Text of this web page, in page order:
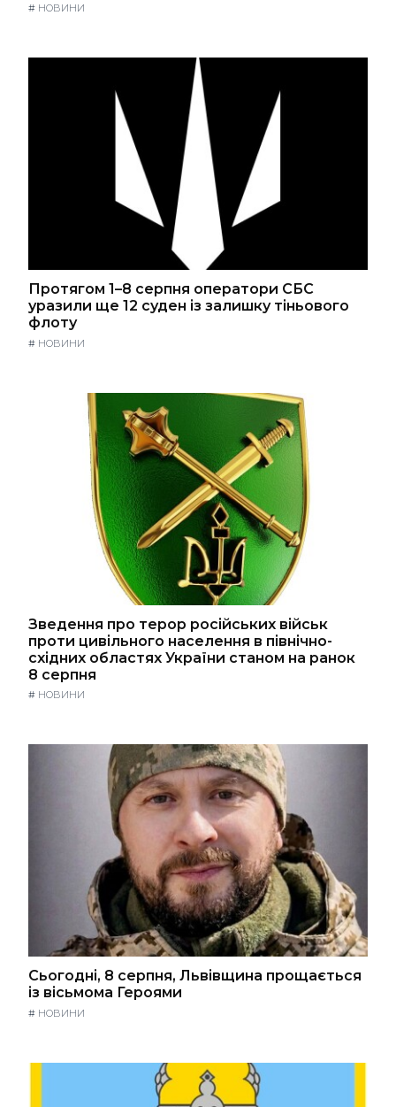
# НОВИНИ
Протягом 1–8 серпня оператори СБС
уразили ще 12 суден із залишку тіньового
флоту
# НОВИНИ
Зведення про терор російських військ
проти цивільного населення в північно-
східних областях України станом на ранок
8 серпня
# НОВИНИ
Сьогодні, 8 серпня, Львівщина прощається
із вісьмома Героями
# НОВИНИ